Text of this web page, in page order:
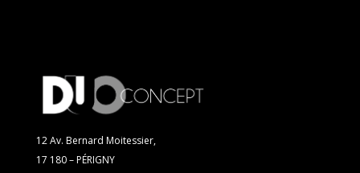
12 Av. Bernard Moitessier,
17 180 – PÉRIGNY